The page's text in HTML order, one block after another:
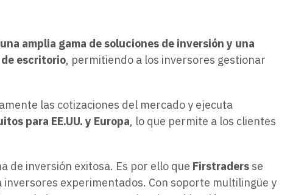
amplia gama de soluciones de inversión y una
escritorio, permitiendo a los inversores gestionar
las cotizaciones del mercado y ejecuta
para EE.UU. y Europa, lo que permite a los clientes
de inversión exitosa. Es por ello que Firstraders se
experimentados. Con soporte multilingüe y